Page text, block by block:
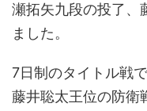
瀬拓矢九段の投了、
ました。
7日制のタイトル戦
藤井聡太王位の防衛